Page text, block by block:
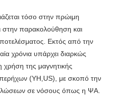
τόσο στην πρώιμη
στην παρακολούθηση και
Εκτός από την
χρόνια υπάρχει διαρκώς
χρήση της μαγνητικής
(ΥΗ,US), με σκοπό την
σε νόσους όπως η ΨΑ.